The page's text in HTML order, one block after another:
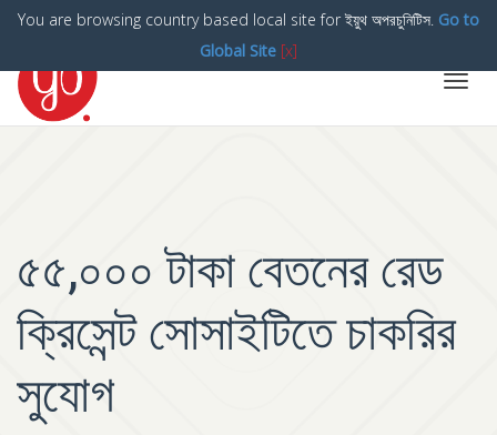
৫৫,০০০ টাকা বেতনের রেড
ক্রিসেন্ট সোসাইটিতে চাকরির
সুযোগ
You are browsing country based local site for ইয়ুথ অপরচুনিটিস. Go to
Global Site [x]